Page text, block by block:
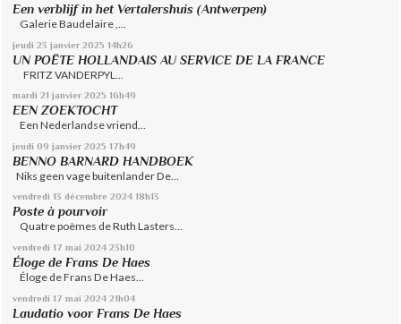
Een verblijf in het Vertalershuis (Antwerpen)
Galerie Baudelaire ,...
jeudi 23 janvier 2025 14h26
UN POËTE HOLLANDAIS AU SERVICE DE LA FRANCE
FRITZ VANDERPYL...
mardi 21 janvier 2025 16h49
EEN ZOEKTOCHT
Een Nederlandse vriend...
jeudi 09 janvier 2025 17h49
BENNO BARNARD HANDBOEK
Niks geen vage buitenlander De...
vendredi 13 décembre 2024 18h13
Poste à pourvoir
Quatre poèmes de Ruth Lasters...
vendredi 17 mai 2024 23h10
Éloge de Frans De Haes
Éloge de Frans De Haes...
vendredi 17 mai 2024 21h04
Laudatio voor Frans De Haes